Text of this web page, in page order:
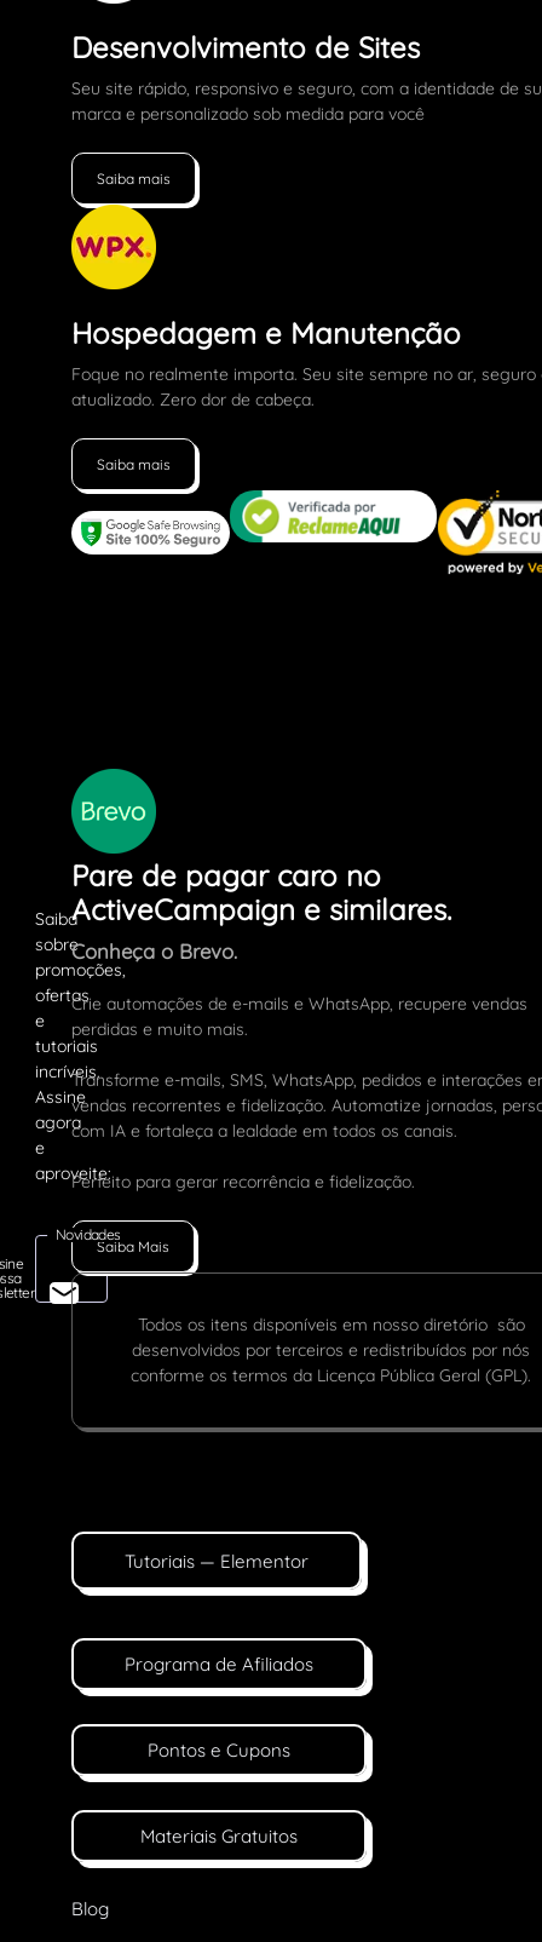
Novidades
Desenvolvimento de Sites
Seu site rápido, responsivo e seguro, com a identidade de
marca e personalizado sob medida para você
Saiba mais
Hospedagem e Manutenção
Foque no realmente importa. Seu site sempre no ar, seguro
atualizado. Zero dor de cabeça.
Saiba mais
Pare de pagar caro no
ActiveCampaign e similares.
Conheça o Brevo.
Crie automações de e-mails e WhatsApp, recupere vendas
perdidas e muito mais.
Transforme e-mails, SMS, WhatsApp, pedidos e interações
vendas recorrentes e fidelização. Automatize jornadas,
com IA e fortaleça a lealdade em todos os canais.
Perfeito para gerar recorrência e fidelização.
Saiba Mais
Todos os itens disponíveis em nosso diretório são
desenvolvidos por terceiros e redistribuídos por nós
conforme os termos da Licença Pública Geral (GPL).
Tutoriais — Elementor
Programa de Afiliados
Pontos e Cupons
Materiais Gratuitos
Blog